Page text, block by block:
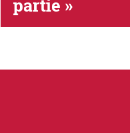
partie »